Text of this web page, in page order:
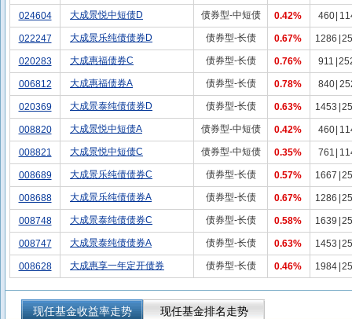
024604 大成景悦中短债D 债券型-中短债 0.42% 460
022247 大成景乐纯债债券D 债券型-长债 0.67% 1286
020283 大成惠福债券C 债券型-长债 0.76% 911
006812 大成惠福债券A 债券型-长债 0.78% 840
020369 大成景泰纯债债券D 债券型-长债 0.63% 1453
008820 大成景悦中短债A 债券型-中短债 0.42% 460
008821 大成景悦中短债C 债券型-中短债 0.35% 761
008689 大成景乐纯债债券C 债券型-长债 0.57% 1667
008688 大成景乐纯债债券A 债券型-长债 0.67% 1286
008748 大成景泰纯债债券C 债券型-长债 0.58% 1639
008747 大成景泰纯债债券A 债券型-长债 0.63% 1453
008628 大成惠享一年定开债券 债券型-长债 0.46% 1984
现任基金收益率走势 现任基金排名走势